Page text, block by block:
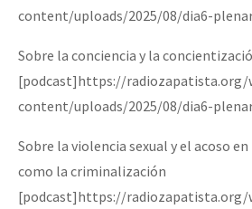
content/uploads/2025/08/dia6-
Sobre la conciencia y la
[podcast]https://radiozapatista.org/
content/uploads/2025/08/dia6-
Sobre la violencia sexual y el acoso
como la criminalización
[podcast]https://radiozapatista.org/